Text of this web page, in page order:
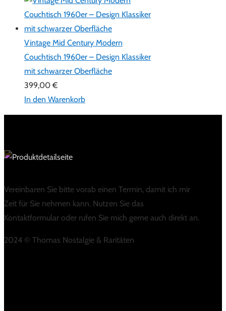
Vintage Mid Century Modern
Couchtisch 1960er – Design Klassiker
mit schwarzer Oberfläche
399,00€
In den Warenkorb
Vereinbaren Sie bitte vorab einen Termin, damit ich mir
Zeit für Sie nehmen kann. Nutzen Sie das
Kontaktformular oder rufen Sie mich gerne auch direkt an.
2024 © Thomas Nostalgie & Raritäten